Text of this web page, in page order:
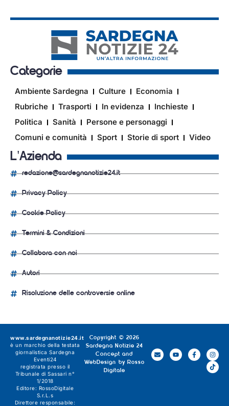
Categorie
Ambiente Sardegna Culture
Economia
Rubriche
Trasporti In evidenza
Inchieste
Politica
Sanità
Persone e personaggi
Comuni e comunità
Sport Storie di sport Video
L'Azienda
redazione@sardegnanotizie24.it
Privacy Policy
Cookie Policy
Termini & Condizioni
Collabora con noi
Autori
Risoluzione delle controversie online
Copyright © 2026
Sardegna Notizie 24
Concept and
WebDesign by Rosso
Digitale
www.sardegnanotizie24.it
è un marchio della testata
giornalistica Sardegna
Eventi24
registrata presso il
Tribunale di Sassari n°
1/2018
Editore: RossoDigitale
S.r.L.s
Direttore responsabile: